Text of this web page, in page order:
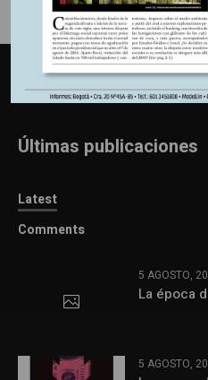
Últimas publicaciones
Latest
Comments
5 AGOSTO,
La época
5 AGOSTO,